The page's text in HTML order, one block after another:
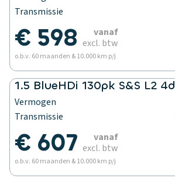
Transmissie
€ 598
vanaf
excl. btw
o.b.v. 60 maanden & 10.000 km p/j
1.5 BlueHDi 130pk S&S L2 4d
Vermogen
Transmissie
€ 607
vanaf
excl. btw
o.b.v. 60 maanden & 10.000 km p/j